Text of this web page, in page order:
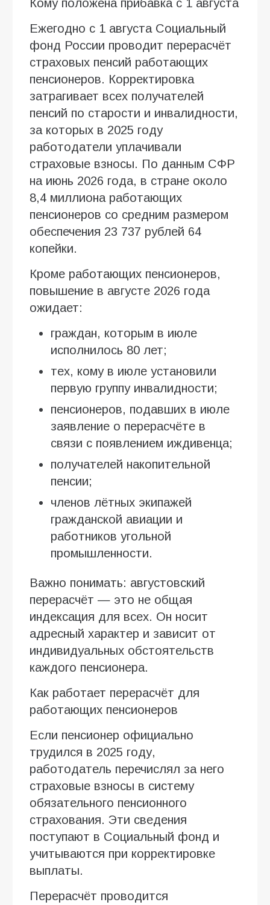
Кому положена прибавка с 1 августа
Ежегодно с 1 августа Социальный
фонд России проводит перерасчёт
страховых пенсий работающих
пенсионеров. Корректировка
затрагивает всех получателей
пенсий по старости и инвалидности,
за которых в 2025 году
работодатели уплачивали
страховые взносы. По данным СФР
на июнь 2026 года, в стране около
8,4 миллиона работающих
пенсионеров со средним размером
обеспечения 23 737 рублей 64
копейки.
Кроме работающих пенсионеров,
повышение в августе 2026 года
ожидает:
граждан, которым в июле
исполнилось 80 лет;
тех, кому в июле установили
первую группу инвалидности;
пенсионеров, подавших в июле
заявление о перерасчёте в
связи с появлением иждивенца;
получателей накопительной
пенсии;
членов лётных экипажей
гражданской авиации и
работников угольной
промышленности.
Важно понимать: августовский
перерасчёт — это не общая
индексация для всех. Он носит
адресный характер и зависит от
индивидуальных обстоятельств
каждого пенсионера.
Как работает перерасчёт для
работающих пенсионеров
Если пенсионер официально
трудился в 2025 году,
работодатель перечислял за него
страховые взносы в систему
обязательного пенсионного
страхования. Эти сведения
поступают в Социальный фонд и
учитываются при корректировке
выплаты.
Перерасчёт проводится